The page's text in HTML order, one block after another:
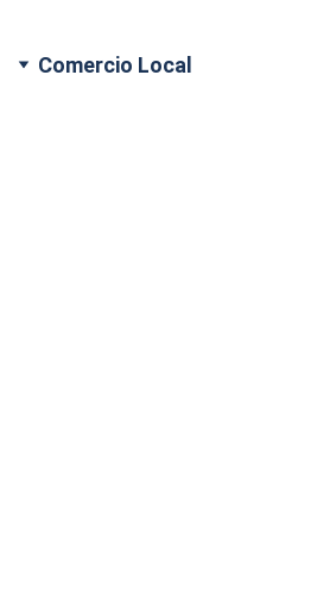
Comercio Local